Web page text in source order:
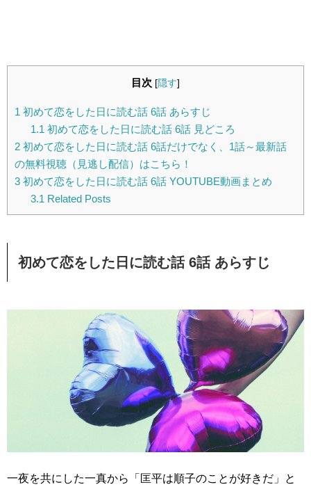
目次 [隠す]
1 初めて恋をした日に読む話 6話 あらすじ
1.1 初めて恋をした日に読む話 6話 見どころ
2 初めて恋をした日に読む話 6話だけでなく、1話～最新話
の無料視聴（見逃し配信）はこちら！
3 初めて恋をした日に読む話 6話 YOUTUBE動画まとめ
3.1 Related Posts
初めて恋をした日に読む話 6話 あらすじ
一夜を共にした一真から「匡平は順子のことが好きだ」と